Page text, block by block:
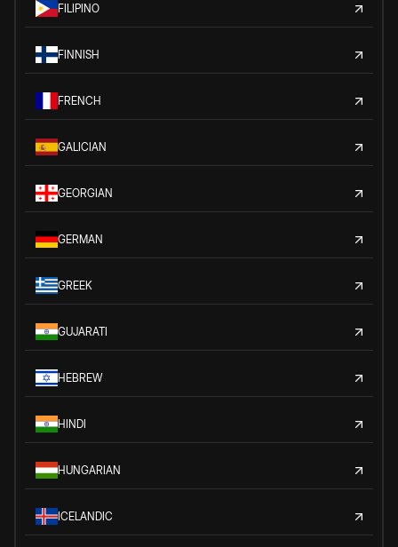
FILIPINO
FINNISH
FRENCH
GALICIAN
GEORGIAN
GERMAN
GREEK
GUJARATI
HEBREW
HINDI
HUNGARIAN
ICELANDIC